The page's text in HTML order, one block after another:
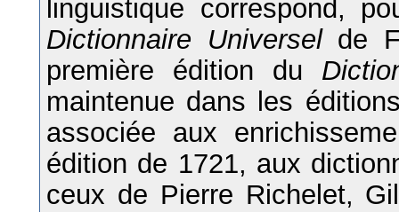
linguistique correspond,
Dictionnaire Universelde
première édition du
maintenue dans les
associée aux
édition de 1721, aux
ceux de Pierre Richelet,